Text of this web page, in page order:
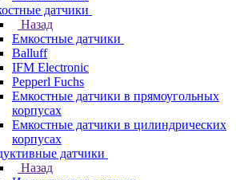
датчики
Назад
Емкостные датчики
Balluff
IFM Electronic
Pepperl Fuchs
Емкостные датчики в прямоугольных
корпусах
Емкостные датчики в цилиндрических
корпусах
датчики
Назад